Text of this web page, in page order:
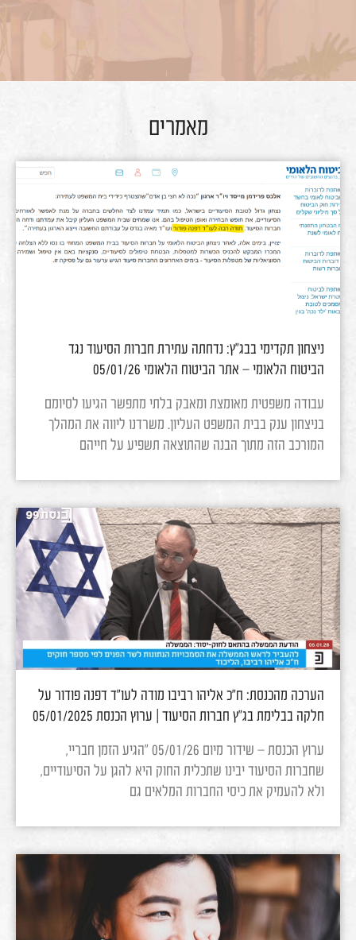
מאמרים
ניצחון תקדימי בבג"ץ: נדחתה עתירת חברות הסיעוד נגד
הביטוח הלאומי – אתר הביטוח הלאומי 05/01/26
עבודה משפטית מאומצת ומאבק בלתי מתפשר הגיעו לסיומם
בניצחון ענק בבית המשפט העליון. משרדנו ליווה את המהלך
המורכב הזה מתוך הבנה שהתוצאה תשפיע על חייהם
הערכה מהכנסת: ח"כ אליהו רביבו מודה לעו"ד דפנה פודור על
חלקה בבלימת בג"ץ חברות הסיעוד | ערוץ הכנסת 05/01/2025
ערוץ הכנסת – שידור מיום 05/01/26 "הגיע הזמן חבריי,
שחברות הסיעוד יבינו שתכלית החוק היא להגן על הסיעודיים,
ולא להעמיק את כיסי החברות המלאים גם